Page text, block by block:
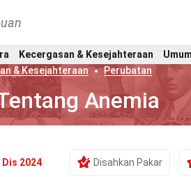
Kecergasan & Kesejahteraan
& Kesejahteraan Perubatan
Anemia
Dis 2024 Disahkan Pakar